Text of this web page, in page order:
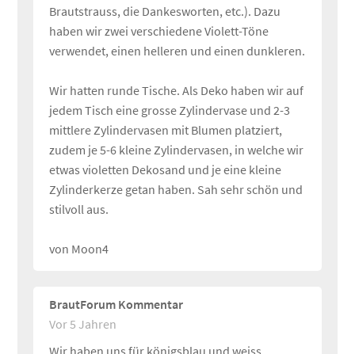
Brautstrauss, die Dankesworten, etc.). Dazu
haben wir zwei verschiedene Violett-Töne
verwendet, einen helleren und einen dunkleren.
Wir hatten runde Tische. Als Deko haben wir auf
jedem Tisch eine grosse Zylindervase und 2-3
mittlere Zylindervasen mit Blumen platziert,
zudem je 5-6 kleine Zylindervasen, in welche wir
etwas violetten Dekosand und je eine kleine
Zylinderkerze getan haben. Sah sehr schön und
stilvoll aus.
von Moon4
BrautForum Kommentar
Vor 5 Jahren
Wir haben uns für königsblau und weiss